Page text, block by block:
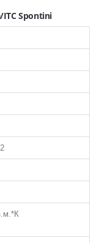
Spontini